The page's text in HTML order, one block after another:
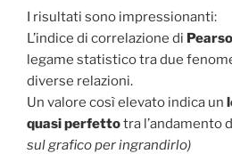
I risultati sono impressionanti:
L’indice di correlazione di
legame statistico tra due
diverse relazioni.
Un valore così elevato indica un
quasi perfettotra l’andamento
sul grafico per ingrandirlo)